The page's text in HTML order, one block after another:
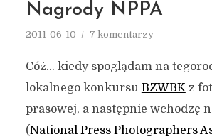
Nagrody NPPA
2011-06-10 7 komentarzy
Cóż… kiedy spoglądam na
lokalnego konkursu BZWBKz
prasowej, a następnie wchodzę
(National Press Photographers